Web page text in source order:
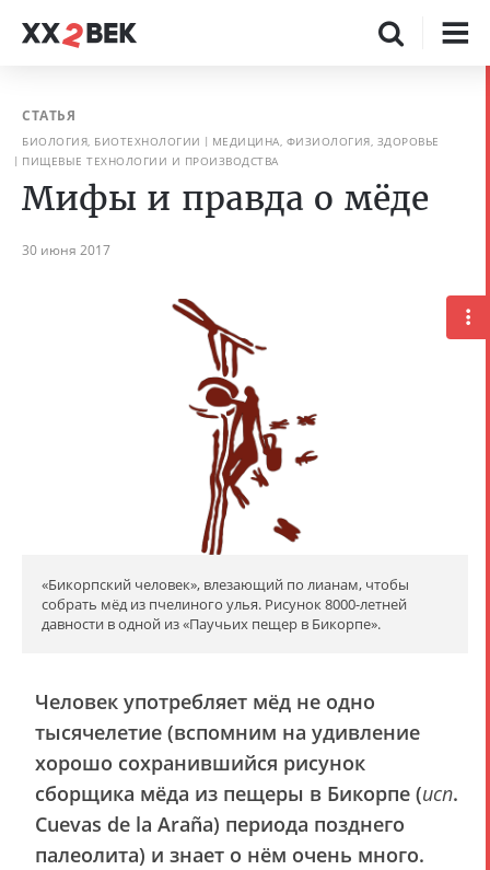
СТАТЬЯ
БИОЛОГИЯ, БИОТЕХНОЛОГИИ
МЕДИЦИНА, ФИЗИОЛОГИЯ, ЗДОРОВЬЕ
ПИЩЕВЫЕ ТЕХНОЛОГИИ И ПРОИЗВОДСТВА
Мифы и правда о мёде
30 июня 2017
«Бикорпский человек», влезающий по лианам, чтобы
собрать мёд из пчелиного улья. Рисунок 8000-летней
давности в одной из «Паучьих пещер в Бикорпе».
Человек употребляет мёд не одно
тысячелетие (вспомним на удивление
хорошо сохранившийся рисунок
сборщика мёда из пещеры в Бикорпе (исп.
Cuevas de la Araña) периода позднего
палеолита) и знает о нём очень много.